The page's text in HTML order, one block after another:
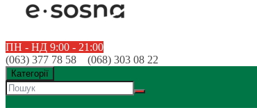
ПН - НД 9:00 - 21:00
(063) 377 78 58 (068) 303 08 22
Категорії